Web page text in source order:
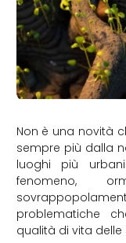
Non è una novità
sempre più dalla
luoghi più
fenomeno,
problematiche
qualità di vita delle